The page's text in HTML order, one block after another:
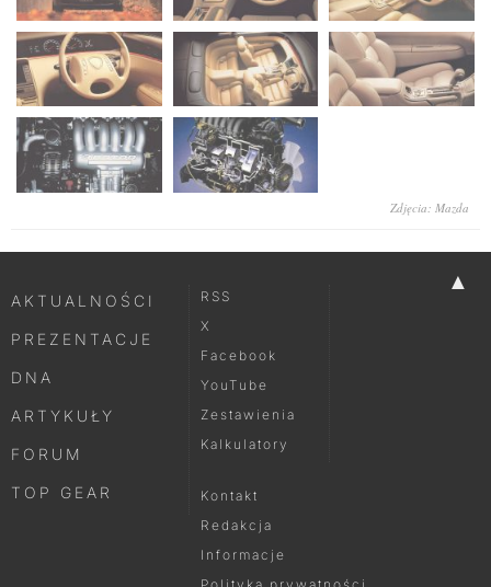
Zdjęcia: Mazda
▲
AKTUALNOŚCI
PREZENTACJE
DNA
ARTYKUŁY
FORUM
TOP GEAR
RSS
X
Facebook
YouTube
Zestawienia
Kalkulatory
Kontakt
Redakcja
Informacje